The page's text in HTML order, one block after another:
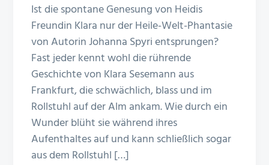
Ist die spontane Genesung von Heidis
Freundin Klara nur der Heile-Welt-Phantasie
von Autorin Johanna Spyri entsprungen?
Fast jeder kennt wohl die rührende
Geschichte von Klara Sesemann aus
Frankfurt, die schwächlich, blass und im
Rollstuhl auf der Alm ankam. Wie durch ein
Wunder blüht sie während ihres
Aufenthaltes auf und kann schließlich sogar
aus dem Rollstuhl […]